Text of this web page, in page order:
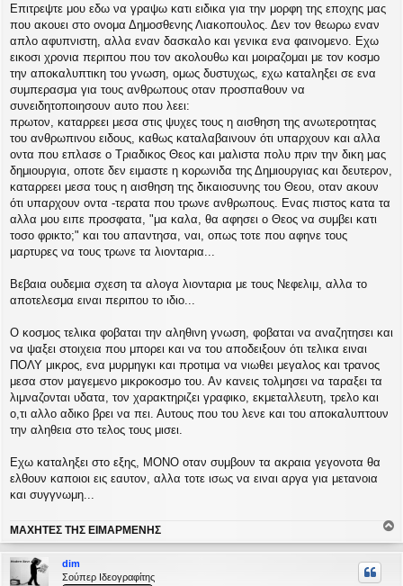
μ
ο
σ
υ
σ
η
Επιτρεψτε μου εδω να γραψω κατι ειδικα για την μορφη της εποχης μας
που ακουει στο ονομα Δημοσθενης Λιακοπουλος. Δεν τον θεωρω εναν
απλο αφυπνιστη, αλλα εναν δασκαλο και γενικα ενα φαινομενο. Εχω
εικοσι χρονια περιπου που τον ακολουθω και μοιραζομαι με τον κοσμο
την αποκαλυπτικη του γνωση, ομως δυστυχως, εχω καταληξει σε ενα
συμπερασμα για τους ανθρωπους οταν προσπαθουν να
συνειδητοποιησουν αυτο που λεει:
πρωτον, καταρρεει μεσα στις ψυχες τους η αισθηση της ανωτεροτητας
του ανθρωπινου ειδους, καθως καταλαβαινουν ότι υπαρχουν και αλλα
οντα που επλασε ο Τριαδικος Θεος και μαλιστα πολυ πριν την δικη μας
δημιουργια, οποτε δεν ειμαστε η κορωνιδα της Δημιουργιας και δευτερον,
καταρρεει μεσα τους η αισθηση της δικαιοσυνης του Θεου, οταν ακουν
ότι υπαρχουν οντα -τερατα που τρωνε ανθρωπους. Ενας πιστος κατα τα
αλλα μου ειπε προσφατα, "μα καλα, θα αφησει ο Θεος να συμβει κατι
τοσο φρικτο;" και του απαντησα, ναι, οπως τοτε που αφηνε τους
μαρτυρες να τους τρωνε τα λιονταρια...
Βεβαια ουδεμια σχεση τα αλογα λιονταρια με τους Νεφελιμ, αλλα το
αποτελεσμα ειναι περιπου το ιδιο...
Ο κοσμος τελικα φοβαται την αληθινη γνωση, φοβαται να αναζητησει και
να ψαξει στοιχεια που μπορει και να του αποδειξουν ότι τελικα ειναι
ΠΟΛΥ μικρος, ενα μυρμηγκι και προτιμα να νιωθει μεγαλος και τρανος
μεσα στον μαγεμενο μικροκοσμο του. Αν κανεις τολμησει να ταραξει τα
λιμναζονται υδατα, τον χαρακτηριζει γραφικο, εκμεταλλευτη, τρελο και
ο,τι αλλο αδικο βρει να πει. Αυτους που του λενε και του αποκαλυπτουν
την αληθεια στο τελος τους μισει.
Εχω καταληξει στο εξης, ΜΟΝΟ οταν συμβουν τα ακραια γεγονοτα θα
ελθουν καποιοι εις εαυτον, αλλα τοτε ισως να ειναι αργα για μετανοια
και συγγνωμη...
ΜΑΧΗΤΕΣ ΤΗΣ ΕΙΜΑΡΜΕΝΗΣ
ο
ρ
dim
Σούπερ Ιδεογραφίτης